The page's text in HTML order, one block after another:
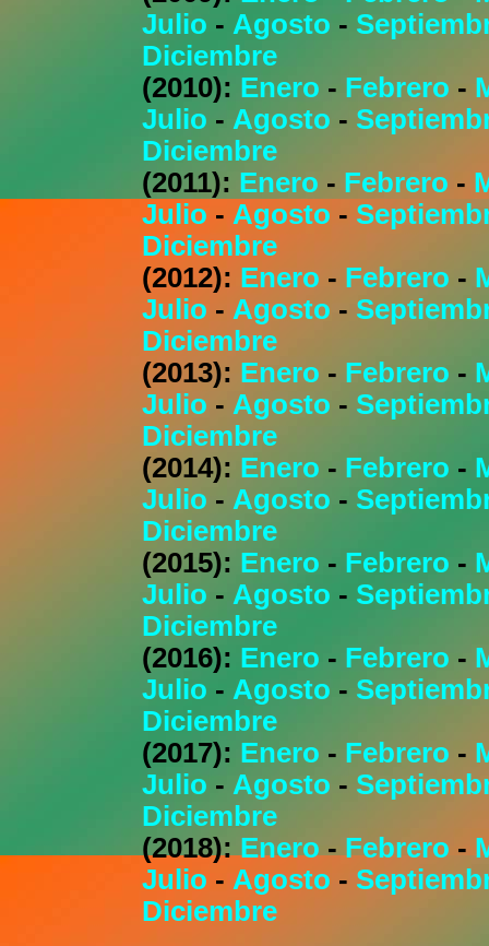
Julio - Agosto -
Diciembre
(2010): Enero - Febrero -
Julio - Agosto -
Diciembre
(2011): Enero - Febrero -
Julio - Agosto -
Diciembre
(2012): Enero - Febrero -
Julio - Agosto -
Diciembre
(2013): Enero - Febrero -
Julio - Agosto -
Diciembre
(2014): Enero - Febrero -
Julio - Agosto -
Diciembre
(2015): Enero - Febrero -
Julio - Agosto -
Diciembre
(2016): Enero - Febrero -
Julio - Agosto -
Diciembre
(2017): Enero - Febrero -
Julio - Agosto -
Diciembre
(2018):Enero-Febrero -
Julio - Agosto -
Diciembre